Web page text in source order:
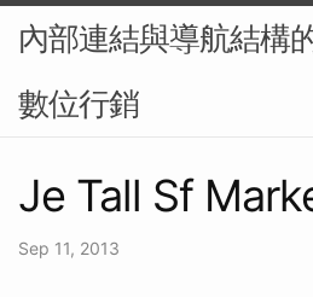
內部連結與導航結構
數位行銷
Je Tall Sf
Sep 11, 2013